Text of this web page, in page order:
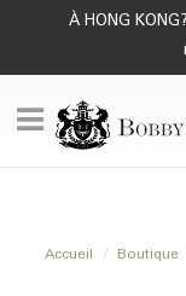
À HONG
Accueil Boutique